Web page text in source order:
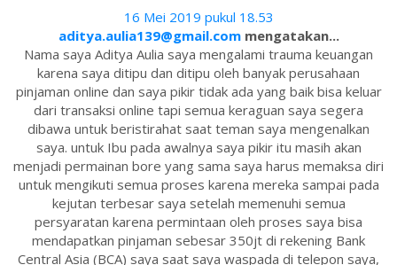
16 Mei 2019 pukul 18.53
aditya.aulia139@gmail.commengatakan...
Nama saya Aditya Aulia saya mengalami trauma keuangan
karena saya ditipu dan ditipu oleh banyak perusahaan
pinjaman online dan saya pikir tidak ada yang baik bisa keluar
dari transaksi online tapi semua keraguan saya segera
dibawa untuk beristirahat saat teman saya mengenalkan
saya. untuk Ibu pada awalnya saya pikir itu masih akan
menjadi permainan bore yang sama saya harus memaksa diri
untuk mengikuti semua proses karena mereka sampai pada
kejutan terbesar saya setelah memenuhi semua
persyaratan karena permintaan oleh proses saya bisa
mendapatkan pinjaman sebesar 350jt di rekening Bank
Central Asia (BCA) saya saat saya waspada di telepon saya,